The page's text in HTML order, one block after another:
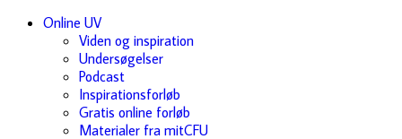
Online UV
Viden og inspiration
Undersøgelser
Podcast
Inspirationsforløb
Gratis online forløb
Materialer fra mitCFU